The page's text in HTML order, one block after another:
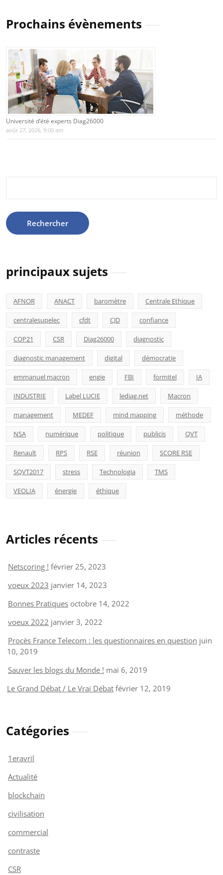
Prochains évènements
Université d’été experts Diag26000
août 27, 2026, 9:00 am
principaux sujets
AFNOR ANACT baromètre Centrale Ethique
centralesupelec cfdt CJD confiance
COP21 CSR Diag26000 diagnostic
diagnostic management digital démocratie
emmanuel macron engie FBI formitel IA
INDUSTRIE Label LUCIE lediag.net Macron
management MEDEF mind mapping méthode
NSA numérique politique publicis QVT
Renault RPS RSE réunion SCORE RSE
SQVT2017 stress Technologia TMS
VEOLIA énergie éthique
Articles récents
Netscoring ! février 25, 2023
voeux 2023 janvier 14, 2023
Bonnes Pratiques octobre 14, 2022
voeux 2022 janvier 3, 2022
Procès France Telecom : les questionnaires en question juin
10, 2019
Sauver les blogs du Monde ! mai 6, 2019
Le Grand Débat / Le Vrai Débat février 12, 2019
Catégories
1eravril
Actualité
blockchain
civilisation
commercial
contraste
CSR